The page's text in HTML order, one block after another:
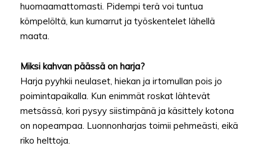
huomaamattomasti. Pidempi terä voi tuntua
kömpelöltä, kun kumarrut ja työskentelet lähellä
maata.
Miksi kahvan päässä on harja?
Harja pyyhkii neulaset, hiekan ja irtomullan pois jo
poimintapaikalla. Kun enimmät roskat lähtevät
metsässä, kori pysyy siistimpänä ja käsittely kotona
on nopeampaa. Luonnonharjas toimii pehmeästi, eikä
riko helttoja.